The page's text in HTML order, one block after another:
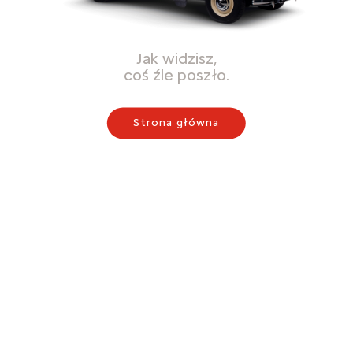
Jak widzisz,
coś źle poszło.
Strona główna